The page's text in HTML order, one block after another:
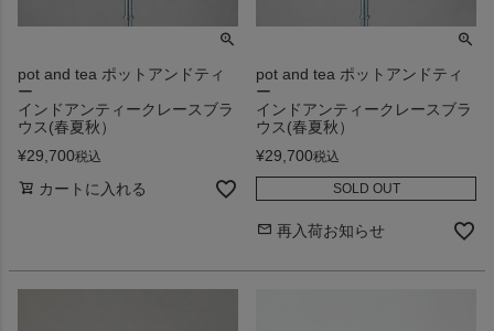
pot and tea ポットアンドティ
ー
インドアンティークレースブラ
ウス(春夏秋）
¥29,700税込
カートに入れる
pot and tea ポットアンドティ
ー
インドアンティークレースブラ
ウス(春夏秋）
¥29,700税込
SOLD OUT
再入荷お知らせ